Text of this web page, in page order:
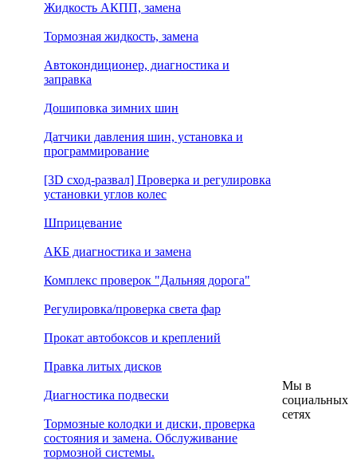
Жидкость АКПП, замена
Тормозная жидкость, замена
Автокондиционер, диагностика и
заправка
Дошиповка зимних шин
Датчики давления шин, установка и
программирование
[3D сход-развал] Проверка и регулировка
установки углов колес
Шприцевание
АКБ диагностика и замена
Комплекс проверок "Дальняя дорога"
Регулировка/проверка света фар
Прокат автобоксов и креплений
Правка литых дисков
Диагностика подвески
Тормозные колодки и диски, проверка
состояния и замена. Обслуживание
тормозной системы.
Мы в
социальных
сетях